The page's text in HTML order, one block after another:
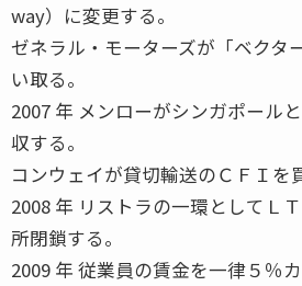
way）に変更する。
ゼネラル・モーターズが「ベクタ
い取る。
2007 年 メンローがシンガポール
収する。
コンウェイが貸切輸送のＣＦＩを
2008 年 リストラの一環としてＬ
所閉鎖する。
2009 年 従業員の賃金を一律５％カ